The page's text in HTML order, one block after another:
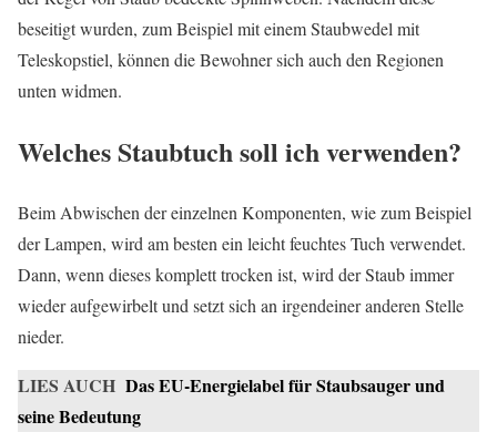
beseitigt wurden, zum Beispiel mit einem Staubwedel mit
Teleskopstiel, können die Bewohner sich auch den Regionen
unten widmen.
Welches Staubtuch soll ich verwenden?
Beim Abwischen der einzelnen Komponenten, wie zum Beispiel
der Lampen, wird am besten ein leicht feuchtes Tuch verwendet.
Dann, wenn dieses komplett trocken ist, wird der Staub immer
wieder aufgewirbelt und setzt sich an irgendeiner anderen Stelle
nieder.
LIES AUCH Das EU-Energielabel für Staubsauger und
seine Bedeutung